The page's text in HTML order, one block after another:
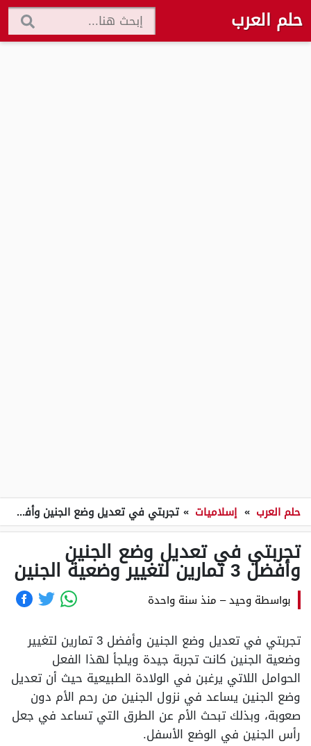
حلم العرب
حلم العرب » إسلاميات » تجربتي في تعديل وضع الجنين وأفضل 3 تمارين لتغيير وضعية الجنين
تجربتي في تعديل وضع الجنين
وأفضل 3 تمارين لتغيير وضعية الجنين
بواسطة وحيد– منذ سنة واحدة
تجربتي في تعديل وضع الجنين وأفضل 3 تمارين لتغيير
وضعية الجنين كانت تجربة جيدة ويلجأ لهذا الفعل
الحوامل اللاتي يرغبن في الولادة الطبيعية حيث أن تعديل
وضع الجنين يساعد في نزول الجنين من رحم الأم دون
صعوبة، وبذلك تبحث الأم عن الطرق التي تساعد في جعل
رأس الجنين في الوضع الأسفل.